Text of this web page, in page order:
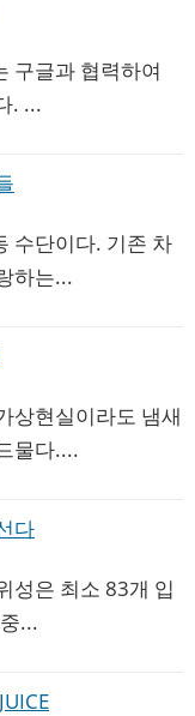
구글과 협력하여
. ...
수단이다. 기존 차
하는...
상현실이라도 냄새
물다....
다
성은 최소 83개 입
...